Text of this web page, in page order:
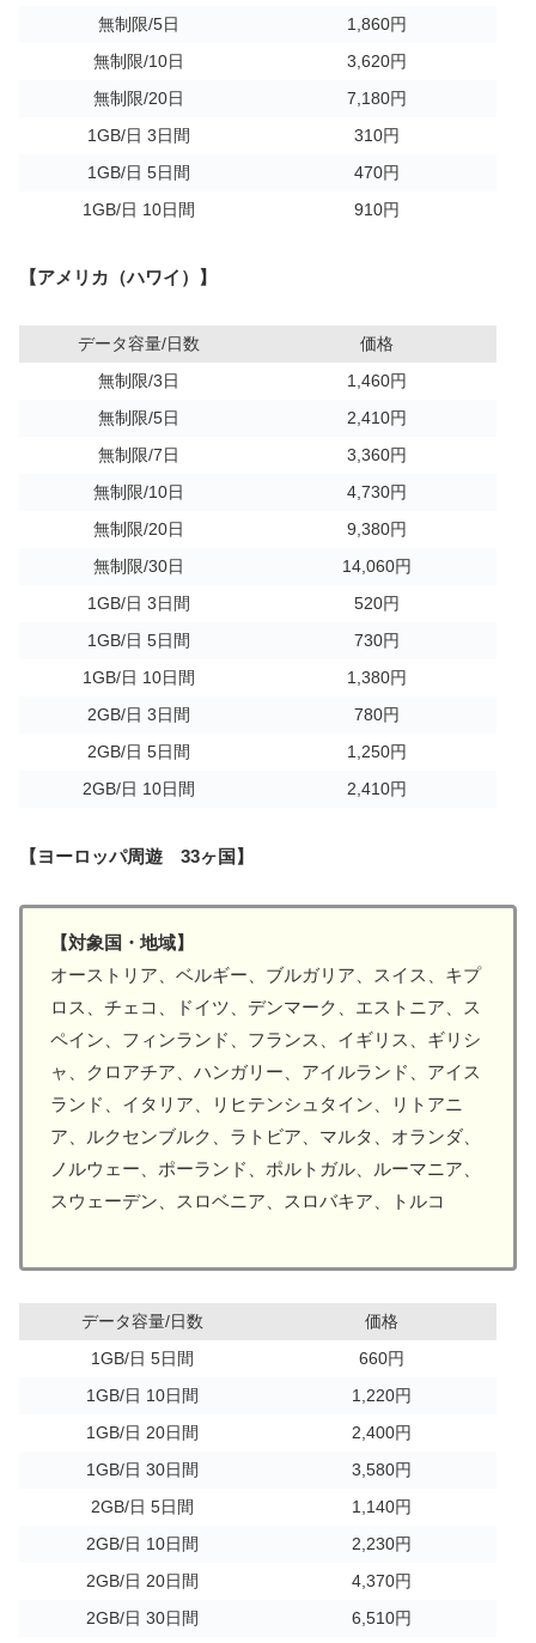
無制限/5日
1,860円
無制限/10日
3,620円
無制限/20日
7,180円
1GB/日 3日間
310円
1GB/日 5日間
470円
1GB/日 10日間
910円
【アメリカ（ハワイ）】
データ容量/日数
価格
無制限/3日
1,460円
無制限/5日
2,410円
無制限/7日
3,360円
無制限/10日
4,730円
無制限/20日
9,380円
無制限/30日
14,060円
1GB/日 3日間
520円
1GB/日 5日間
730円
1GB/日 10日間
1,380円
2GB/日 3日間
780円
2GB/日 5日間
1,250円
2GB/日 10日間
2,410円
【ヨーロッパ周遊 33ヶ国】
【対象国・地域】
オーストリア、ベルギー、ブルガリア、スイス、キプ
ロス、チェコ、ドイツ、デンマーク、エストニア、ス
ペイン、フィンランド、フランス、イギリス、ギリシ
ャ、クロアチア、ハンガリー、アイルランド、アイス
ランド、イタリア、リヒテンシュタイン、リトアニ
ア、ルクセンブルク、ラトビア、マルタ、オランダ、
ノルウェー、ポーランド、ポルトガル、ルーマニア、
スウェーデン、スロベニア、スロバキア、トルコ
データ容量/日数
価格
1GB/日 5日間
660円
1GB/日 10日間
1,220円
1GB/日 20日間
2,400円
1GB/日 30日間
3,580円
2GB/日 5日間
1,140円
2GB/日 10日間
2,230円
2GB/日 20日間
4,370円
2GB/日 30日間
6,510円